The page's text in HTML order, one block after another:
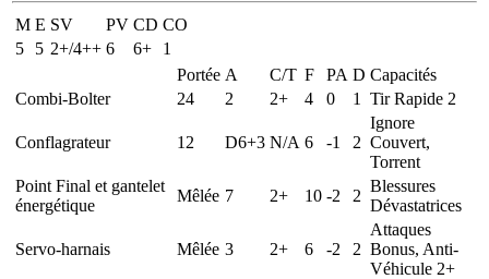
M E SV PV CD CO
5
5 2+/4++ 6 6+
1
Portée A C/T F PA D Capacités
Combi-Bolter
24 2 2+ 4 0 1 Tir Rapide 2
Conflagrateur 12 D6+3 N/A 6 -1 2
Ignore
Couvert,
Torrent
Point Final et gantelet
énergétique
Mêlée 7 2+ 10 -2 2
Blessures
Dévastatrices
Servo-harnais Mêlée 3 2+ 6 -2 2
Attaques
Bonus, Anti-
Véhicule 2+